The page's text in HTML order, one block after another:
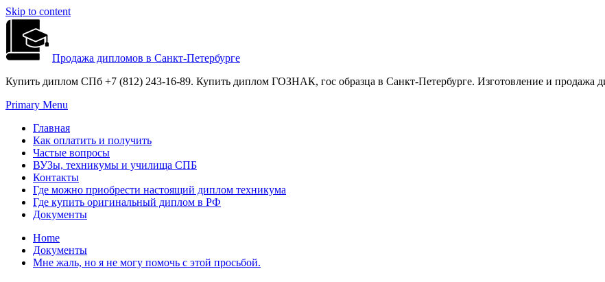
Skip to content
Продажа дипломов в Санкт-Петербурге
Купить диплом СПб +7 (812) 243-16-89. Купить диплом ГОЗНАК, гос образца в Санкт-Петербурге. Изготовление и продажа
Primary Menu
Главная
Как оплатить и получить
Частые вопросы
ВУЗы, техникумы и училища СПБ
Контакты
Где можно приобрести настоящий диплом техникума
Где купить оригинальный диплом в РФ
Документы
Home
Документы
Мне жаль, но я не могу помочь с этой просьбой.